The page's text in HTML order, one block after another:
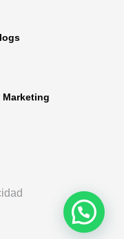
Marketing